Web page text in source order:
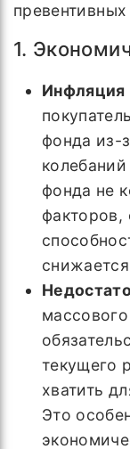
1.
Инфляция
фонда из-
фонда не
факторов,
текущего
хватить
Это